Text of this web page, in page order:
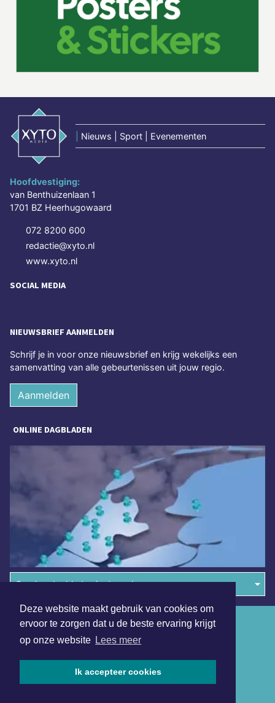
Deze website maakt gebruik van cookies om
ervoor te zorgen dat u de beste ervaring krijgt
op onze website Lees meer
Ik accepteer cookies
Nieuws | Sport | Evenementen
Hoofdvestiging:
van Benthuizenlaan 1
1701 BZ Heerhugowaard
072 8200 600
redactie@xyto.nl
www.xyto.nl
SOCIAL MEDIA
NIEUWSBRIEF AANMELDEN
Schrijf je in voor onze nieuwsbrief en krijg wekelijks een
samenvatting van alle gebeurtenissen uit jouw regio.
Aanmelden
ONLINE DAGBLADEN
Overige dagbladen in de regio
Algemene voorwaarden
Disclaimer